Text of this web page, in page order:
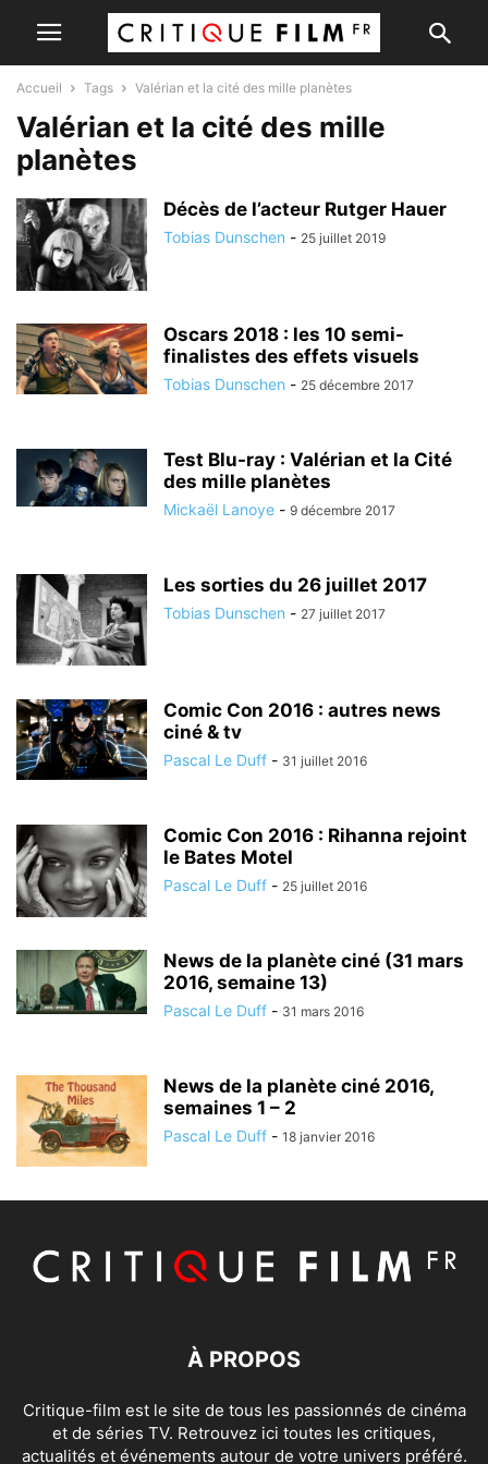
Accueil Tags Valérian et la cité des mille planètes
Valérian et la cité des mille
planètes
Décès de l’acteur Rutger Hauer
Tobias Dunschen - 25 juillet 2019
Oscars 2018 : les 10 semi-
finalistes des effets visuels
Tobias Dunschen - 25 décembre 2017
Test Blu-ray : Valérian et la Cité
des mille planètes
Mickaël Lanoye - 9 décembre 2017
Les sorties du 26 juillet 2017
Tobias Dunschen - 27 juillet 2017
Comic Con 2016 : autres news
ciné & tv
Pascal Le Duff - 31 juillet 2016
Comic Con 2016 : Rihanna rejoint
le Bates Motel
Pascal Le Duff - 25 juillet 2016
News de la planète ciné (31 mars
2016, semaine 13)
Pascal Le Duff - 31 mars 2016
News de la planète ciné 2016,
semaines 1 – 2
Pascal Le Duff - 18 janvier 2016
À PROPOS
Critique-film est le site de tous les passionnés de cinéma
et de séries TV. Retrouvez ici toutes les critiques,
actualités et événements autour de votre univers préféré.